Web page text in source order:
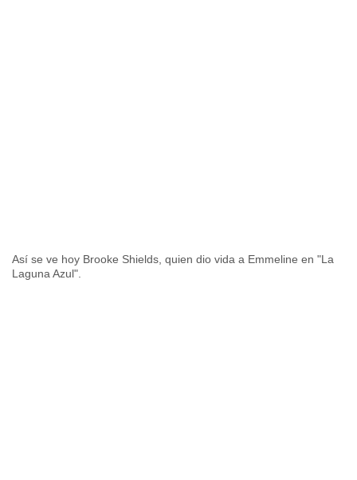
Así se ve hoy Brooke Shields, quien dio vida a Emmeline en "La
Laguna Azul".